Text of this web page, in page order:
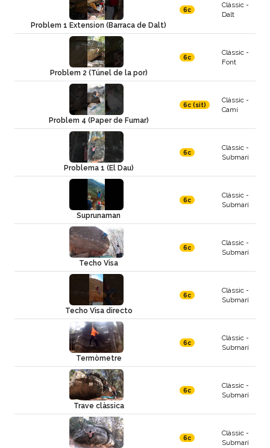
Problem 1 Extension (Barraca de Dalt)
6c
Clàssic -
Dalt
Problem 2 (Túnel de la por)
6c
Clàssic -
Font
Problem 4 (Paper de Fumar)
6c (sit)
Clàssic -
Camí
Problema 1 (El Dau)
6c
Clàssic -
Submarí
Suprunaman
6c
Clàssic -
Submarí
Techo Visa
6c
Clàssic -
Submarí
Techo Visa directo
6c
Clàssic -
Submarí
Termòmetre
6c
Clàssic -
Submarí
Trave clàssica
6c
Clàssic -
Submarí
6c
Clàssic -
Submarí